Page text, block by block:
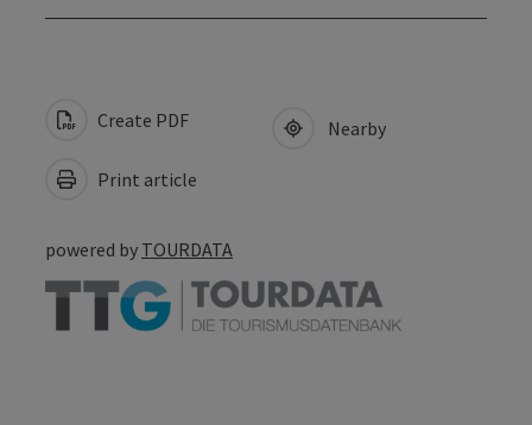
Create PDF
Print article
Nearby
powered by TOURDATA